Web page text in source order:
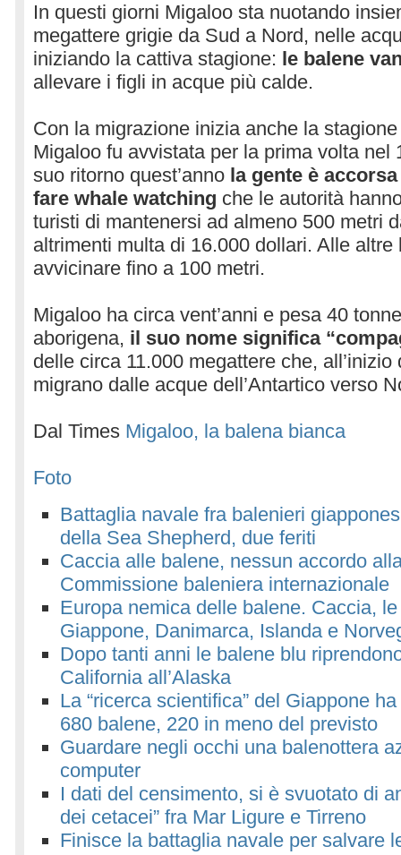
In questi giorni Migaloo sta nuotando
megattere grigie da Sud a Nord, nelle
iniziando la cattiva stagione: le balene
allevare i figli in acque più calde.
Con la migrazione inizia anche la
Migaloo fu avvistata per la prima volta nel
suo ritorno quest’anno la gente è
fare whale watching che le autorità
turisti di mantenersi ad almeno 500 metri
altrimenti multa di 16.000 dollari. Alle altre
avvicinare fino a 100 metri.
Migaloo ha circa vent’anni e pesa 40
aborigena, il suo nome significa
delle circa 11.000 megattere che, all’inizio
migrano dalle acque dell’Antartico verso
Dal Times Migaloo, la balena bianca
Foto
Battaglia navale fra balenieri
della Sea Shepherd, due feriti
Caccia alle balene, nessun accordo
Commissione baleniera internazionale
Europa nemica delle balene. Caccia,
Giappone, Danimarca, Islanda e
Dopo tanti anni le balene blu
California all’Alaska
La “ricerca scientifica” del Giappone
680 balene, 220 in meno del previsto
Guardare negli occhi una balenottera
computer
I dati del censimento, si è svuotato di
dei cetacei” fra Mar Ligure e Tirreno
Finisce la battaglia navale per salvare